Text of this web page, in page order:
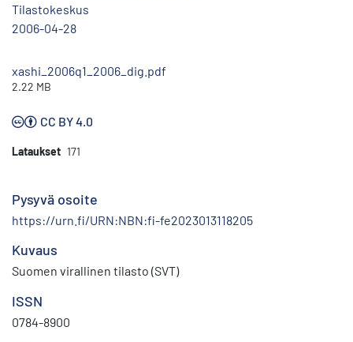
Tilastokeskus
2006-04-28
xashi_2006q1_2006_dig.pdf
2.22 MB
CC BY 4.0
Lataukset 171
Pysyvä osoite
https://urn.fi/URN:NBN:fi-fe2023013118205
Kuvaus
Suomen virallinen tilasto (SVT)
ISSN
0784-8900